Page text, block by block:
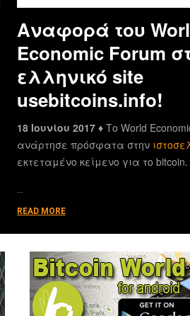
Αναφορά του
Economic Forum
ελληνικό site
usebitcoins.info!
18 Ιουνίου 2017 ♦ Το World
ανάρτησε πρόσφατα στην
εκτεταμένο κείμενο για το bitcoin.
READ MORE